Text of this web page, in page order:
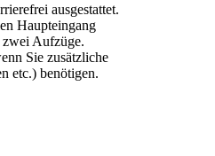
ausgestattet.
Haupteingang
Aufzüge.
Sie zusätzliche
etc.) benötigen.